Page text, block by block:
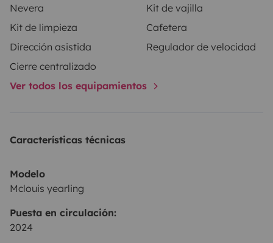
Nevera
Kit de vajilla
Kit de limpieza
Cafetera
Dirección asistida
Regulador de velocidad
Cierre centralizado
Ver todos los equipamientos
Características técnicas
Modelo
Mclouis yearling
Puesta en circulación:
2024